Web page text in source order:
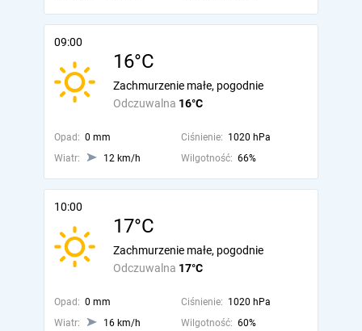
09:00
16°C
Odczuwalna 16°C
Zachmurzenie małe, pogodnie
Opad: 0 mm Ciśnienie: 1020 hPa
Wiatr:
12 km/h Wilgotność: 66%
10:00
17°C
Odczuwalna 17°C
Zachmurzenie małe, pogodnie
Opad: 0 mm Ciśnienie: 1020 hPa
Wiatr:
16 km/h Wilgotność: 60%